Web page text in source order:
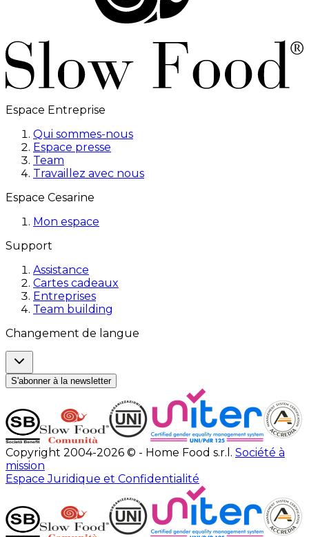
Espace Entreprise
Qui sommes-nous
Espace presse
Team
Travaillez avec nous
Espace Cesarine
Mon espace
Support
Assistance
Cartes cadeaux
Entreprises
Team building
Changement de langue
S'abonner à la newsletter
Copyright 2004-2026 © - Home Food s.r.l. Société à
mission
Espace Juridique et Confidentialité